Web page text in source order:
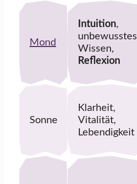
Mond
Intuition,
unbewusstes
Wissen,
Reflexion
Sonne
Klarheit,
Vitalität,
Lebendigkeit